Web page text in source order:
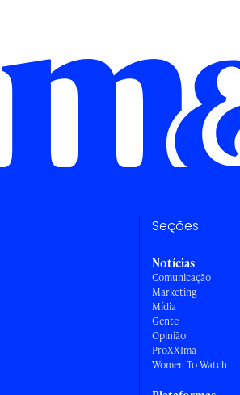
Seções
Notícias
Comunicação
Marketing
Mídia
Gente
Opinião
ProXXIma
Women To Watch